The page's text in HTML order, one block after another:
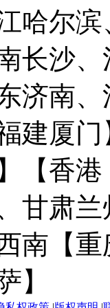
哈尔
长沙
济南
建厦门
【香
甘肃
南【
】